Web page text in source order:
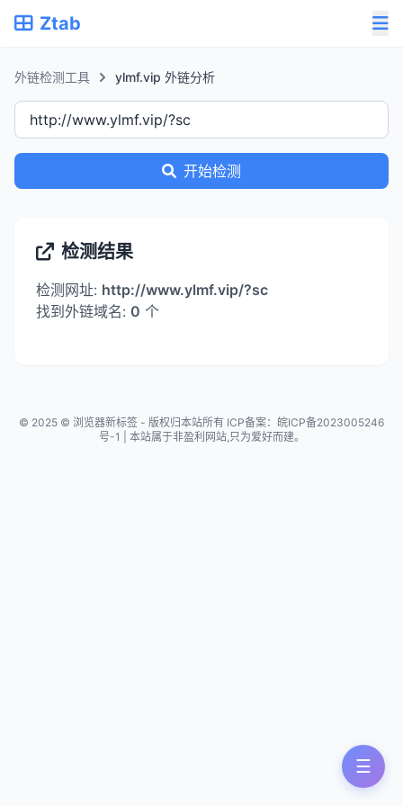
Ztab
外链检测工具 ylmf.vip 外链分析
开始检测
检测结果
检测网址: http://www.ylmf.vip/?sc
找到外链域名: 0 个
☰
© 2025 © 浏览器新标签 - 版权归本站所有 ICP备案：皖ICP备2023005246
号-1 | 本站属于非盈利网站,只为爱好而建。